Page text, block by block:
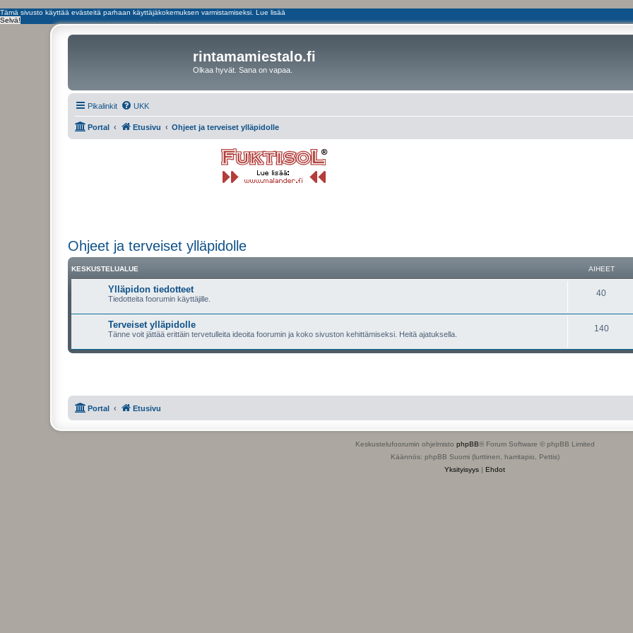
Tämä sivusto käyttää evästeitä parhaan käyttäjäkokemuksen varmistamiseksi. Lue lisää
Selvä!
rintamamiestalo.fi
Olkaa hyvät. Sana on vapaa.
Pikalinkit UKK
Portal Etusivu Ohjeet ja terveiset ylläpidolle
Ohjeet ja terveiset ylläpidolle
KESKUSTELUALUE AIHEET
Ylläpidon tiedotteet
Tiedotteita foorumin käyttäjille.
40
Terveiset ylläpidolle
Tänne voit jättää erittäin tervetulleita ideoita foorumin ja koko sivuston kehittämiseksi. Heitä ajatuksella.
140
Portal Etusivu
Keskustelufoorumin ohjelmisto phpBB® Forum Software © phpBB Limited
Käännös: phpBB Suomi (lurttinen, harritapio, Pettis)
Yksityisyys | Ehdot